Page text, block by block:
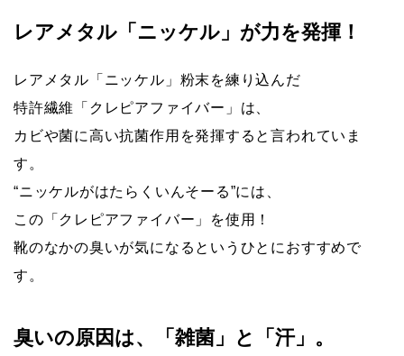
レアメタル「ニッケル」が力を発揮！
レアメタル「ニッケル」粉末を練り込んだ
特許繊維「クレピアファイバー」は、
カビや菌に高い抗菌作用を発揮すると言われていま
す。
“ニッケルがはたらくいんそーる”には、
この「クレピアファイバー」を使用！
靴のなかの臭いが気になるというひとにおすすめで
す。
臭いの原因は、「雑菌」と「汗」。